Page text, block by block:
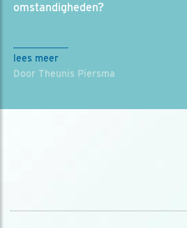
omstandigheden?
lees meer
Door Theunis Piersma